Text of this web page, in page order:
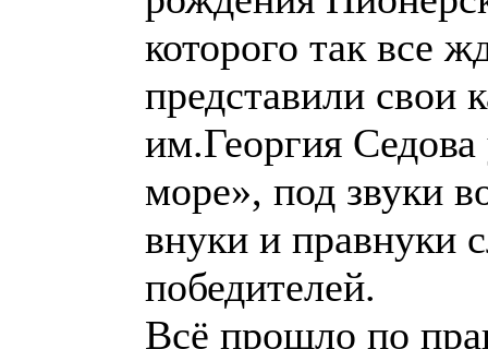
которого так все
представили свои
им.Георгия
море», под звуки
внуки и правнуки
победителей.
Всё прошло по